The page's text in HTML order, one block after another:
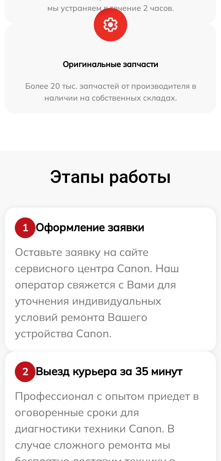
мы устраняем в течение 2 часов.
Оригинальные запчасти
Более 20 тыс. запчастей от производителя в
наличии на собственных складах.
Этапы работы
1
Оформление заявки
Оставьте заявку на сайте
сервисного центра Canon. Наш
оператор свяжется с Вами для
уточнения индивидуальных
условий ремонта Вашего
устройства Canon.
2
Выезд курьера за 35 минут
Профессионал с опытом приедет в
оговоренные сроки для
диагностики техники Canon. В
случае сложного ремонта мы